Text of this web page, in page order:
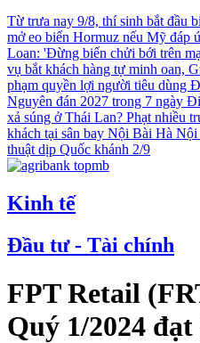
Từ trưa nay 9/8, thí sinh bắt đầu
mở eo biển Hormuz nếu Mỹ đáp
Loan: 'Đừng biến chửi bới trên
vụ bắt khách hàng tự minh oan,
phạm quyền lợi người tiêu dùng
Nguyên đán 2027 trong 7 ngày
xả súng ở Thái Lan? Phạt nhiều
khách tại sân bay Nội Bài Hà Nội
thuật dịp Quốc khánh 2/9
Kinh tế
Đầu tư - Tài chính
FPT Retail
Quý 1/2024